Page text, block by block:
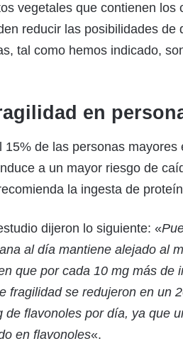
vegetales que contienen
reducir las posibilidades
tal como hemos indicado,
en
15% de las personas
a un mayor riesgo de
la ingesta de
dijeron lo siguiente: «
al día mantiene alejado al
que por cada 10 mg más de
fragilidad se redujeron en un
de flavonoles por día, ya que
en flavonoles«.